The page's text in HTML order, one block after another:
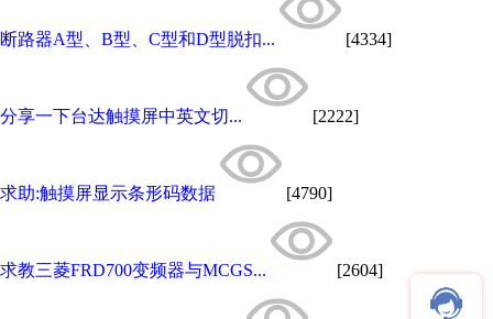
断路器A型、B型、C型和D型脱扣... [4334]
分享一下台达触摸屏中英文切... [2222]
求助:触摸屏显示条形码数据 [4790]
求教三菱FRD700变频器与MCGS... [2604]